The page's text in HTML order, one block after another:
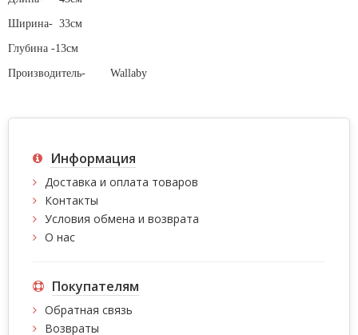
Ширина- 33см
Глубина -13см
Производитель- Wallaby
Информация
Доставка и оплата товаров
Контакты
Условия обмена и возврата
О нас
Покупателям
Обратная связь
Возвраты